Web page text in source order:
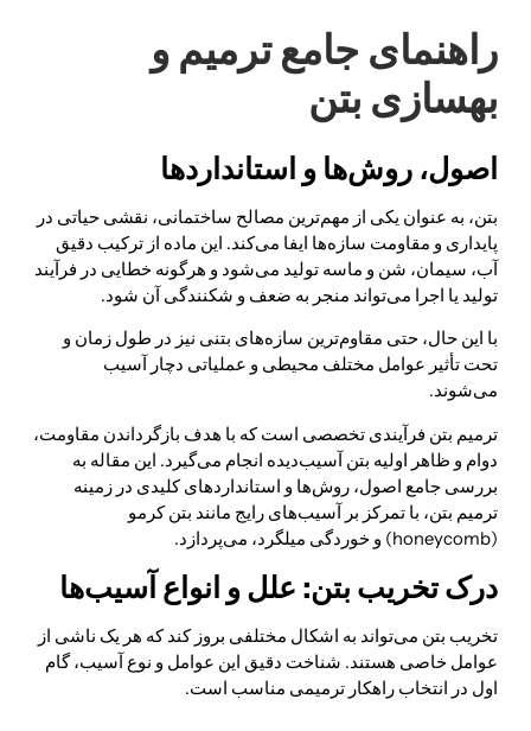
راهنمای جامع ترمیم و
بهسازی بتن
اصول، روش‌ها و استانداردها
بتن، به عنوان یکی از مهم‌ترین مصالح ساختمانی، نقشی حیاتی در
پایداری و مقاومت سازه‌ها ایفا می‌کند. این ماده از ترکیب دقیق
آب، سیمان، شن و ماسه تولید می‌شود و هرگونه خطایی در فرآیند
تولید یا اجرا می‌تواند منجر به ضعف و شکنندگی آن شود.
با این حال، حتی مقاوم‌ترین سازه‌های بتنی نیز در طول زمان و
تحت تأثیر عوامل مختلف محیطی و عملیاتی دچار آسیب
می‌شوند.
ترمیم بتن فرآیندی تخصصی است که با هدف بازگرداندن مقاومت،
دوام و ظاهر اولیه بتن آسیب‌دیده انجام می‌گیرد. این مقاله به
بررسی جامع اصول، روش‌ها و استانداردهای کلیدی در زمینه
ترمیم بتن، با تمرکز بر آسیب‌های رایج مانند بتن کرمو
(honeycomb) و خوردگی میلگرد، می‌پردازد.
درک تخریب بتن: علل و انواع آسیب‌ها
تخریب بتن می‌تواند به اشکال مختلفی بروز کند که هر یک ناشی از
عوامل خاصی هستند. شناخت دقیق این عوامل و نوع آسیب، گام
اول در انتخاب راهکار ترمیمی مناسب است.